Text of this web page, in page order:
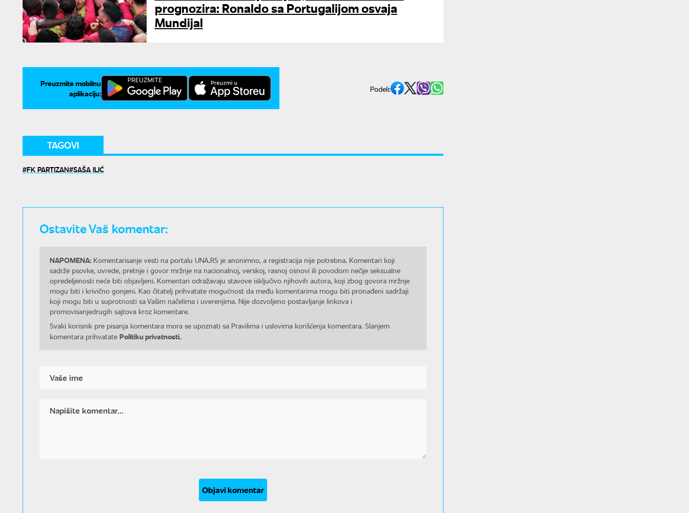
prognozira: Ronaldo sa Portugalijom osvaja
Mundijal
Preuzmite mobilnu
aplikaciju:
Podeli:
TAGOVI
FK PARTIZAN SAŠA ILIĆ
Ostavite Vaš komentar:
NAPOMENA: Komentarisanje vesti na portalu UNA.RS je anonimno, a registracija nije potrebna. Komentari koji
sadrže psovke, uvrede, pretnje i govor mržnje na nacionalnoj, verskoj, rasnoj osnovi ili povodom nečije seksualne
opredeljenosti neće biti objavljeni. Komentari odražavaju stavove isključivo njihovih autora, koji zbog govora mržnje
mogu biti i krivično gonjeni. Kao čitatelj prihvatate mogućnost da među komentarima mogu biti pronađeni sadržaji
koji mogu biti u suprotnosti sa Vašim načelima i uverenjima. Nije dozvoljeno postavljanje linkova i
promovisanjedrugih sajtova kroz komentare.
Svaki korisnik pre pisanja komentara mora se upoznati sa Pravilima i uslovima korišćenja komentara. Slanjem
komentara prihvatate Politiku privatnosti.
Objavi komentar